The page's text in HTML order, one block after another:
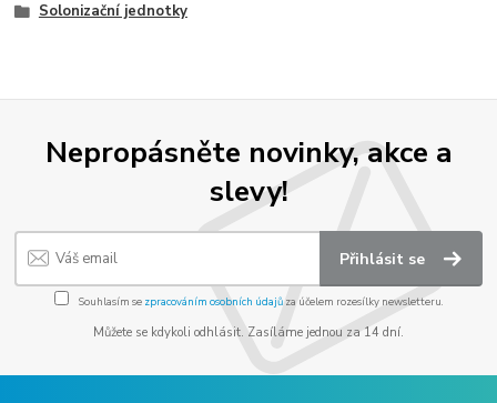
Solonizační jednotky
Nepropásněte novinky, akce a
slevy!
Přihlásit se
Souhlasím se zpracováním osobních údajůza účelem rozesílky newsletteru.
Můžete se kdykoli odhlásit. Zasíláme jednou za 14 dní.